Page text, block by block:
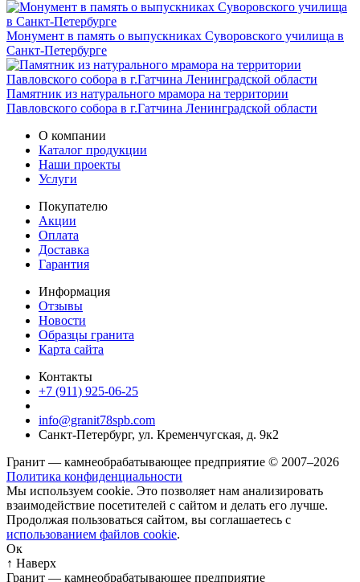
Монумент в память о выпускниках Суворовского училища в
Санкт-Петербурге
Памятник из натурального мрамора на территории
Павловского собора в г.Гатчина Ленинградской области
О компании
Каталог продукции
Наши проекты
Услуги
Покупателю
Акции
Оплата
Доставка
Гарантия
Информация
Отзывы
Новости
Образцы гранита
Карта сайта
Контакты
+7 (911) 925-06-25
info@granit78spb.com
Санкт-Петербург, ул. Кременчугская, д. 9к2
Гранит — камнеобрабатывающее предприятие © 2007–2026
Политика конфиденциальности
Мы используем cookie. Это позволяет нам анализировать
взаимодействие посетителей с сайтом и делать его лучше.
Продолжая пользоваться сайтом, вы соглашаетесь с
использованием файлов cookie.
Ок
↑ Наверх
Гранит — камнеобрабатывающее предприятие